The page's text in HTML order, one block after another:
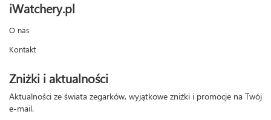
iWatchery.pl
O nas
Kontakt
Zniżki i aktualności
Aktualności ze świata zegarków, wyjątkowe zniżki i promocje na Twój
e-mail.